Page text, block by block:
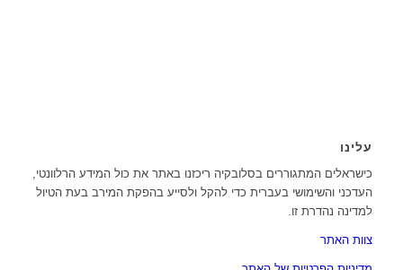
עלינו
כישראלים המתגוררים בסלובקיה ריכזנו באתר את כול המידע הרלוונטי,
העדכני והשימושי בעברית כדי להקל ולסייע בהפקת המירב בעת הטיול
למדינה נהדרת זו.
צוות האתר